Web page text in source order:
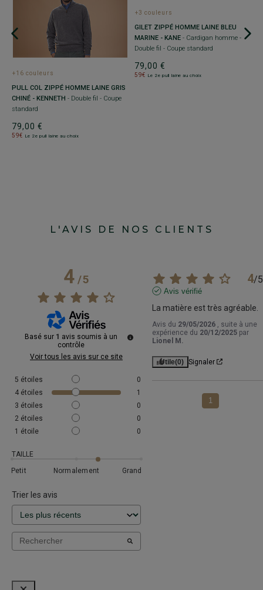
+16 couleurs
PULL COL ZIPPÉ HOMME LAINE GRIS
CHINÉ - KENNETH - Double fil - Coupe
standard
79,00 €
59€ Le 2e pull laine au choix
+3 couleurs
GILET ZIPPÉ HOMME LAINE BLEU
MARINE - KANE - Cardigan homme -
Double fil - Coupe standard
79,00 €
59€ Le 2e pull laine au choix
L'AVIS DE NOS CLIENTS
4/5
Basé sur 1 avis soumis à un
contrôle
Voir tous les avis sur ce site
5 étoiles
0
4 étoiles
1
3 étoiles
0
2 étoiles
0
1 étoile 0
TAILLE
Petit
Normalement Grand
Trier les avis
4/5
Avis vérifié
La matière est très agréable.
Avis du 29/05/2026
, suite à une
expérience du 20/12/2025 par
Lionel M.
Utile(0) Signaler
1